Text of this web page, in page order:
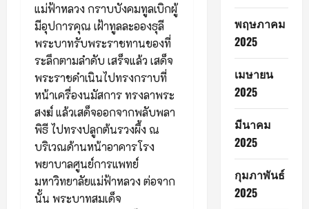
แม่ฟ้าหลวง กราบบังคมทูลเบิกผู้
มีอุปการคุณ เฝ้าทูลละอองธุลี
พระบาทรับพระราชทานของที่
ระลึกตามลำดับ เสร็จแล้ว เสด็จ
พระราชดำเนินไปทรงกราบที่
หน้าเครื่องนมัสการ ทรงลาพระ
สงฆ์ แล้วเสด็จออกจากพลับพลา
พิธี ไปทรงปลูกต้นรวงผึ้ง ณ
บริเวณด้านหน้าอาคารโรง
พยาบาลศูนย์การแพทย์
มหาวิทยาลัยแม่ฟ้าหลวง ต่อจาก
นั้น พระบาทสมเด็จ
พฤษภาคม
2025
เมษายน
2025
มีนาคม
2025
กุมภาพันธ์
2025